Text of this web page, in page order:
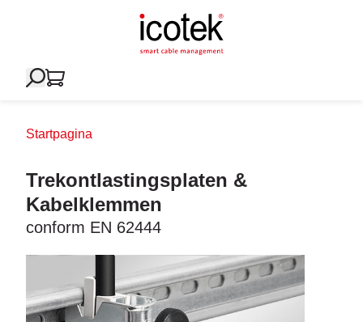
Startpagina
Trekontlastingsplaten &
Kabelklemmen
conform EN 62444